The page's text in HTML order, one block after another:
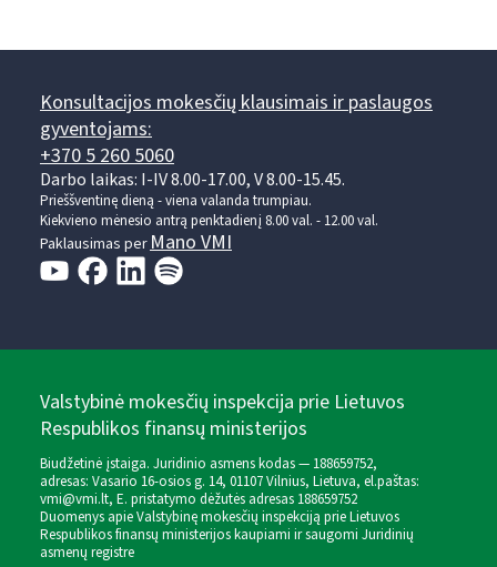
Konsultacijos mokesčių klausimais ir paslaugos
gyventojams:
+370 5 260 5060
Darbo laikas: I-IV 8.00-17.00, V 8.00-15.45.
Prieššventinę dieną - viena valanda trumpiau.
Kiekvieno mėnesio antrą penktadienį 8.00 val. - 12.00 val.
Paklausimas perMano VMI
Valstybinė mokesčių inspekcija prie Lietuvos
Respublikos finansų ministerijos
Biudžetinė įstaiga. Juridinio asmens kodas — 188659752,
adresas: Vasario 16-osios g. 14, 01107 Vilnius, Lietuva, el.paštas:
vmi@vmi.lt, E. pristatymo dėžutės adresas 188659752
Duomenys apie Valstybinę mokesčių inspekciją prie Lietuvos
Respublikos finansų ministerijos kaupiami ir saugomi Juridinių
asmenų registre